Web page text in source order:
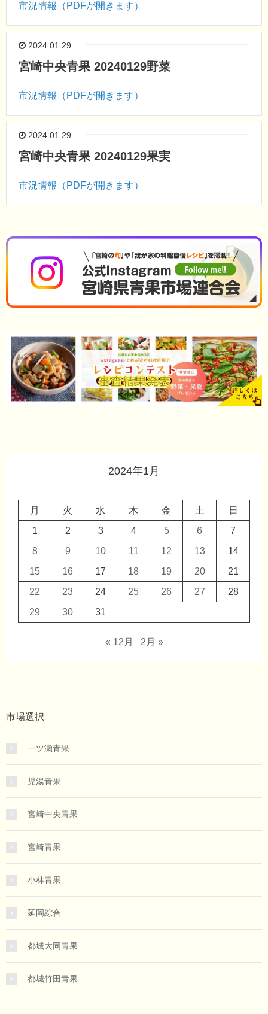
市況情報（PDFが開きます）
2024.01.29
宮崎中央青果 20240129野菜
市況情報（PDFが開きます）
2024.01.29
宮崎中央青果 20240129果実
市況情報（PDFが開きます）
2024年1月
月 火 水 木 金 土
日
1
2 3 4 5 6
7
8
9 10 11 12 13
14
15
16 17 18 19 20
21
22
23 24 25 26 27
28
29
30 31
« 12月 2月 »
市場選択
一ツ瀬青果
児湯青果
宮崎中央青果
宮崎青果
小林青果
延岡綜合
都城大同青果
都城竹田青果